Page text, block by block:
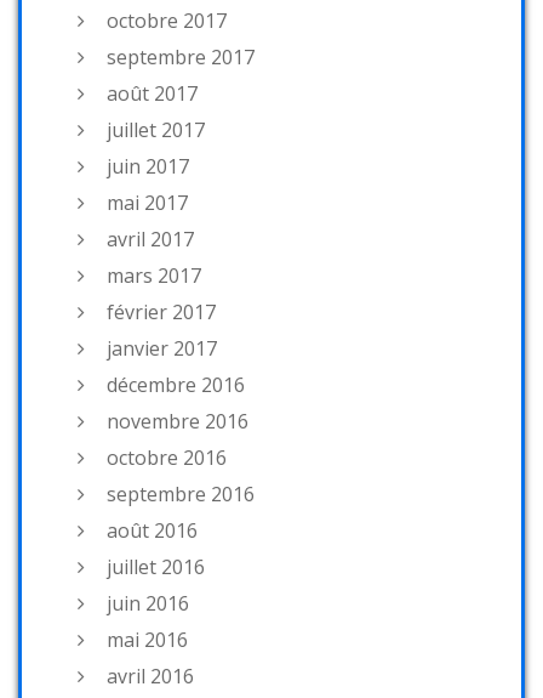
octobre 2017
septembre 2017
août 2017
juillet 2017
juin 2017
mai 2017
avril 2017
mars 2017
février 2017
janvier 2017
décembre 2016
novembre 2016
octobre 2016
septembre 2016
août 2016
juillet 2016
juin 2016
mai 2016
avril 2016